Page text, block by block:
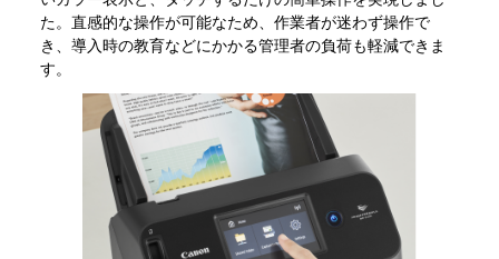
た。直感的な操作が可能なため、作業者が迷わず操作で
き、導入時の教育などにかかる管理者の負荷も軽減できま
す。